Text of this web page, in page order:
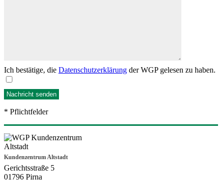
Ich bestätige, die Datenschutzerklärung der WGP gelesen zu haben.
* Pflichtfelder
Kundenzentrum Altstadt
Gerichtsstraße 5
01796 Pirna